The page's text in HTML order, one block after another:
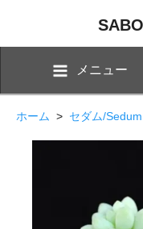
メニュー
ホーム > セダム/Sedum